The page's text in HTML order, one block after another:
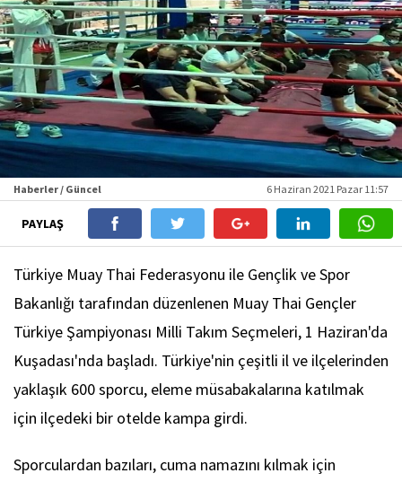
Haberler / Güncel 6 Haziran 2021 Pazar 11:57
PAYLAŞ
Türkiye Muay Thai Federasyonu ile Gençlik ve Spor
Bakanlığı tarafından düzenlenen Muay Thai Gençler
Türkiye Şampiyonası Milli Takım Seçmeleri, 1 Haziran'da
Kuşadası'nda başladı. Türkiye'nin çeşitli il ve ilçelerinden
yaklaşık 600 sporcu, eleme müsabakalarına katılmak
için ilçedeki bir otelde kampa girdi.
Sporculardan bazıları, cuma namazını kılmak için